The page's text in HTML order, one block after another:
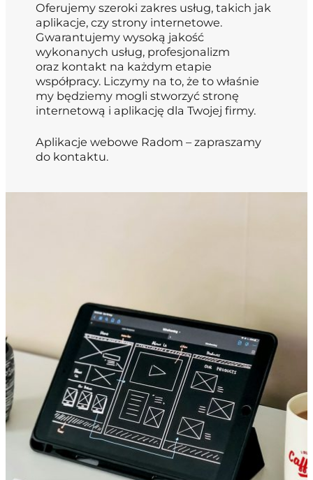
Oferujemy szeroki zakres usług, takich jak
aplikacje, czy strony internetowe.
Gwarantujemy wysoką jakość
wykonanych usług, profesjonalizm
oraz kontakt na każdym etapie
współpracy. Liczymy na to, że to właśnie
my będziemy mogli stworzyć stronę
internetową i aplikację dla Twojej firmy.
Aplikacje webowe Radom – zapraszamy
do kontaktu.